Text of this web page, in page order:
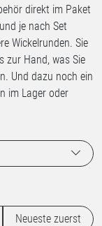
direkt im Paket
je nach Set
Wickelrunden. Sie
zur Hand, was Sie
Und dazu noch ein
im Lager oder
Neueste zuerst